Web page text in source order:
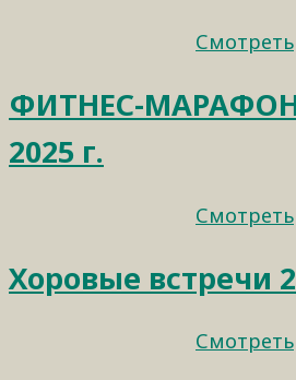
Смотреть
ФИТНЕС-МАРАФОН
2025 г.
Смотреть
Хоровые встречи
Смотреть